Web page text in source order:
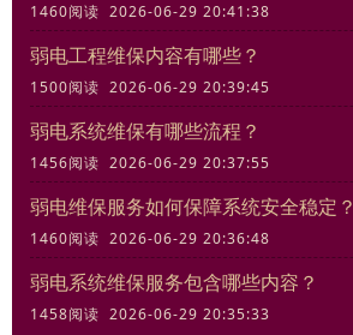
1460阅读 2026-06-29 20:41:38
弱电工程维保内容有哪些？
1500阅读 2026-06-29 20:39:45
弱电系统维保有哪些流程？
1456阅读 2026-06-29 20:37:55
弱电维保服务如何保障系统安全稳定？
1460阅读 2026-06-29 20:36:48
弱电系统维保服务包含哪些内容？
1458阅读 2026-06-29 20:35:33